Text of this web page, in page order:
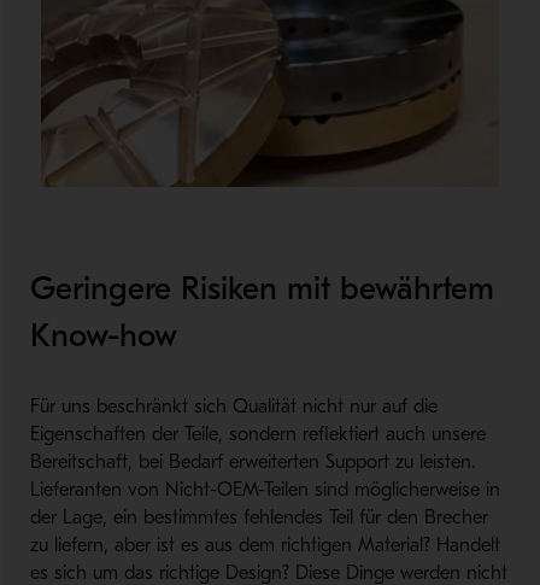
Geringere Risiken mit bewährtem
Know-how
Für uns beschränkt sich Qualität nicht nur auf die
Eigenschaften der Teile, sondern reflektiert auch unsere
Bereitschaft, bei Bedarf erweiterten Support zu leisten.
Lieferanten von Nicht-OEM-Teilen sind möglicherweise in
der Lage, ein bestimmtes fehlendes Teil für den Brecher
zu liefern, aber ist es aus dem richtigen Material? Handelt
es sich um das richtige Design? Diese Dinge werden nicht